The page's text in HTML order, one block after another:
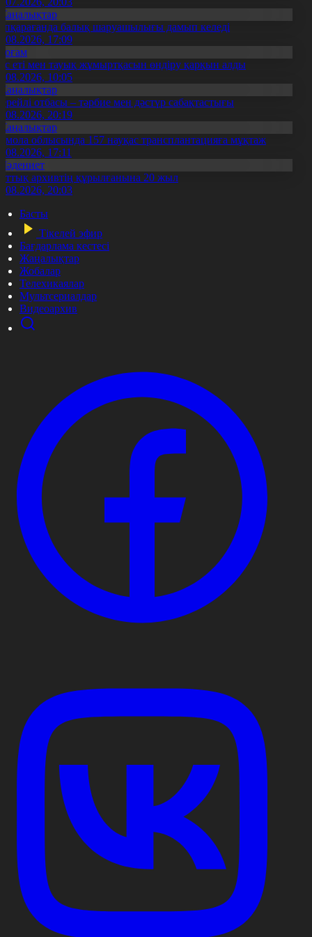
балық шаруашылығы дамып келеді
17:09
еті мен тауық жұмыртқасын өндіру қарқын алды
10:05
отбасы – тәрбие мен дәстүр сабақтастығы
20:19
облысында 157 науқас трансплантацияға мұқтаж
17:11
архивтің құрылғанына 20 жыл
20:03
Басты
Тікелей эфир
Бағдарлама кестесі
Жаңалықтар
Жобалар
Телехикаялар
Мультсериалдар
Видеоархив